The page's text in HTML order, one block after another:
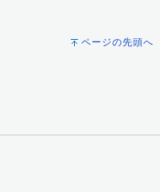
ページの先頭へ